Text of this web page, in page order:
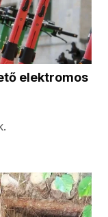
elektromos